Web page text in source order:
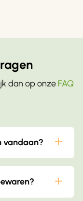
dan op onze FAQ
vandaan?
Deze kwekerij